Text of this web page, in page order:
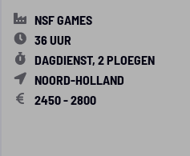
NSF GAMES
36 UUR
DAGDIENST, 2 PLOEGEN
NOORD-HOLLAND
2450 - 2800